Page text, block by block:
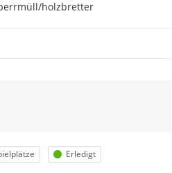
holzbretter
Status
Erledigt